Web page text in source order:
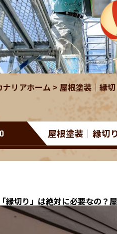
リアホーム >屋根塗装｜縁
屋根塗装｜縁切
縁切り」は絶対に必要なの？